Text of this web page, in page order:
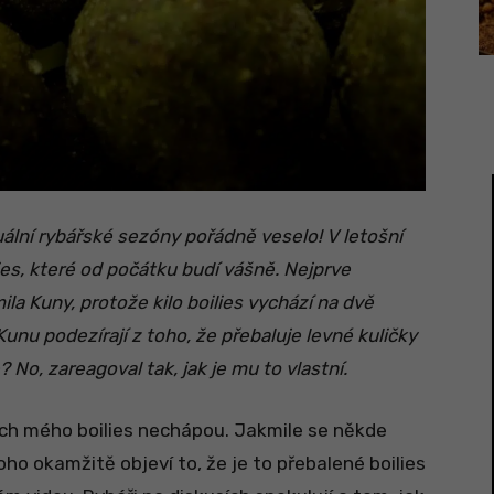
rybářské sezóny pořádně veselo! V letošní
které od počátku budí vášně. Nejprve
Kuny, protože kilo boilies vychází na dvě
podezírají z toho, že přebaluje levné kuličky
No, zareagoval tak, jak je mu to vlastní.
mého boilies nechápou. Jakmile se někde
okamžitě objeví to, že je to přebalené boilies